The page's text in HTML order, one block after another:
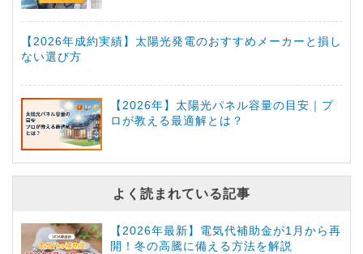
【2026年成約実績】太陽光発電のおすすめメーカーと損し
ない選び方
【2026年】太陽光パネル容量の目安｜プ
ロが教える最適解とは？
よく読まれている記事
【2026年最新】電気代補助金が1月から再
開！冬の高騰に備える方法を解説